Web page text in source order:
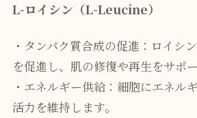
L-ロイシン（L-Leucine）
・タンパク質合成の促進：ロイシ
を促進し、肌の修復や再生をサポー
・エネルギー供給：細胞にエネル
活力を維持します。